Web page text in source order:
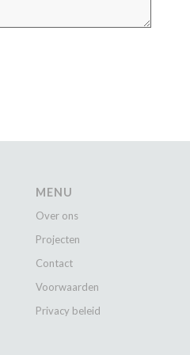
MENU
Over ons
Projecten
Contact
Voorwaarden
Privacy beleid